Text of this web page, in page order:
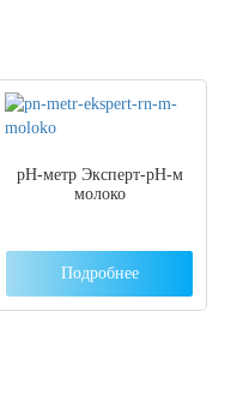
pН-метр Эксперт-рН-м
молоко
Подробнее